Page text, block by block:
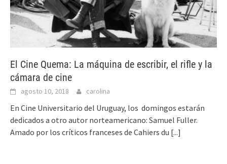
El Cine Quema: La máquina de escribir, el rifle y la
cámara de cine
agosto 10, 2018 carolina
En Cine Universitario del Uruguay, los domingos estarán
dedicados a otro autor norteamericano: Samuel Fuller.
Amado por los críticos franceses de Cahiers du [...]